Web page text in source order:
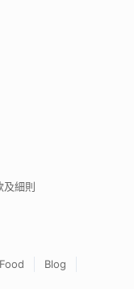
及細則
Food
Blog